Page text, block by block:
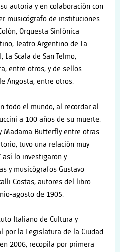
autoría y en colaboración con
musicógrafo de instituciones
Orquesta Sinfónica
Teatro Argentino de La
La Scala de San Telmo,
entre otros, y de sellos
Angosta, entre otros.
todo el mundo, al recordar al
a 100 años de su muerte.
Madama Butterfly entre otras
tuvo una relación muy
así lo investigaron y
y musicógrafos Gustavo
Costas, autores del libro
agosto de 1905.
Italiano de Cultura y
por la Legislatura de la Ciudad
2006, recopila por primera